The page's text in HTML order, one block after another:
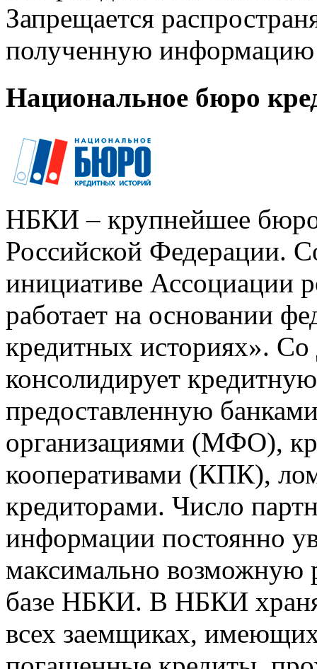
Запрещается
полученную информацию
Национальное бюро
НБКИ – крупнейшее
Российской Федерации.
инициативе Ассоциации
работает на основании
кредитных историях».
консолидирует
предоставленную
организациями (МФО),
кооперативами (КПК),
кредиторами. Число
информации постоянно
максимально возможную
базе НБКИ. В НБКИ
всех заемщиках,